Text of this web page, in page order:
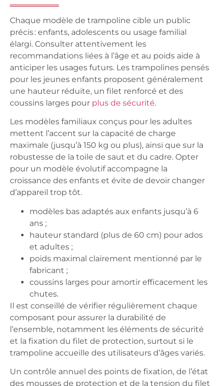
Chaque modèle de trampoline cible un public
précis : enfants, adolescents ou usage familial
élargi. Consulter attentivement les
recommandations liées à l’âge et au poids aide à
anticiper les usages futurs. Les trampolines pensés
pour les jeunes enfants proposent généralement
une hauteur réduite, un filet renforcé et des
coussins larges pour plus de sécurité.
Les modèles familiaux conçus pour les adultes
mettent l’accent sur la capacité de charge
maximale (jusqu’à 150 kg ou plus), ainsi que sur la
robustesse de la toile de saut et du cadre. Opter
pour un modèle évolutif accompagne la
croissance des enfants et évite de devoir changer
d’appareil trop tôt.
modèles bas adaptés aux enfants jusqu’à 6
ans ;
hauteur standard (plus de 60 cm) pour ados
et adultes ;
poids maximal clairement mentionné par le
fabricant ;
coussins larges pour amortir efficacement les
chutes.
Il est conseillé de vérifier régulièrement chaque
composant pour assurer la durabilité de
l’ensemble, notamment les éléments de sécurité
et la fixation du filet de protection, surtout si le
trampoline accueille des utilisateurs d’âges variés.
Un contrôle annuel des points de fixation, de l’état
des mousses de protection et de la tension du filet